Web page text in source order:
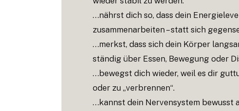
…nährst dich so, dass dein
zusammenarbeiten – statt sich
…merkst, dass sich dein Körper
ständig über Essen, Bewegung oder
…bewegst dich wieder, weil es dir
oder zu „verbrennen“.
…kannst dein Nervensystem bewusst